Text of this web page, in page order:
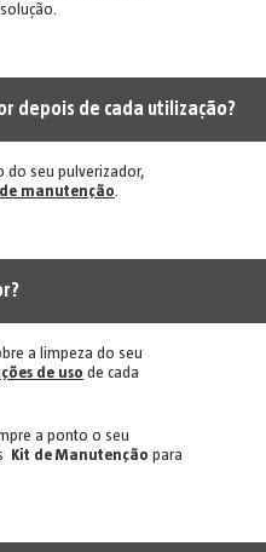
depois de cada utilização?
do seu pulverizador,
manutenção.
a limpeza do seu
de uso de cada
a ponto o seu
Kit de Manutenção para